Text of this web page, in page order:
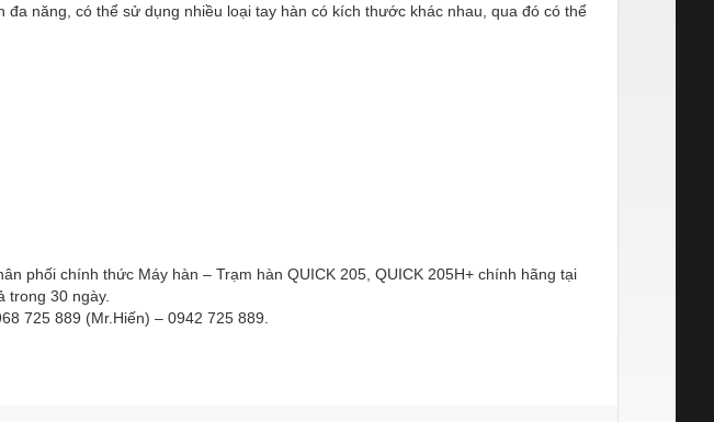
đa năng, có thể sử dụng nhiều loại tay hàn có kích thước khác nhau, qua đó có thể
phối chính thức Máy hàn – Trạm hàn QUICK 205, QUICK 205H+ chính hãng tại
trong 30 ngày.
725 889 (Mr.Hiến) – 0942 725 889.